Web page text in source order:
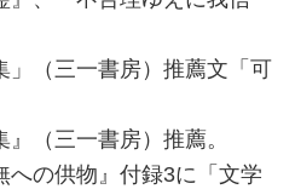
」（三一書房）推薦文「可
（三一書房）推薦。
の供物』付録3に「文学